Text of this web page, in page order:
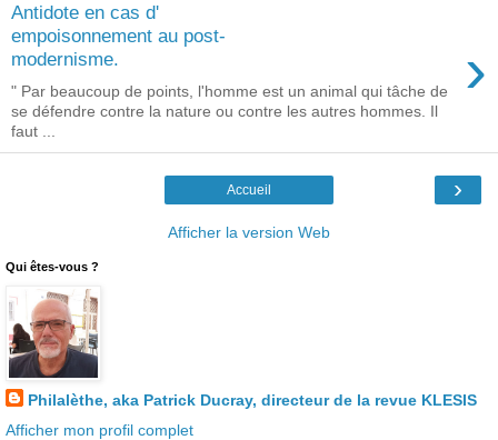
Antidote en cas d'
empoisonnement au post-
modernisme.
›
" Par beaucoup de points, l'homme est un animal qui tâche de
se défendre contre la nature ou contre les autres hommes. Il
faut ...
›
Accueil
Afficher la version Web
Qui êtes-vous ?
Philalèthe, aka Patrick Ducray, directeur de la revue KLESIS
Afficher mon profil complet